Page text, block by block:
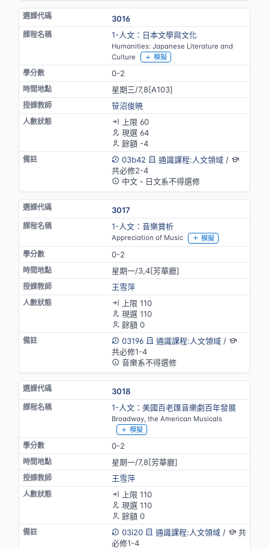
3016
1-人文：日本文學與文化
Humanities: Japanese Literature and
Culture
模擬
0-2
星期三/7,8[A103]
笹沼俊暁
上限 60
現選 64
餘額 -4
03b42
通識課程:人文領域/
共必修2-4
中文、日文系不得選修
3017
1-人文：音樂賞析
Appreciation of Music 模擬
0-2
星期一/3,4[芳華廳]
王雪萍
上限 110
現選 110
餘額 0
03196
通識課程:人文領域/
共必修1-4
音樂系不得選修
3018
1-人文：美國百老匯音樂劇百年發展
Broadway, the American Musicals
模擬
0-2
星期一/7,8[芳華廳]
王雪萍
上限 110
現選 110
餘額 0
03i20
通識課程:人文領域/
共
必修1-4